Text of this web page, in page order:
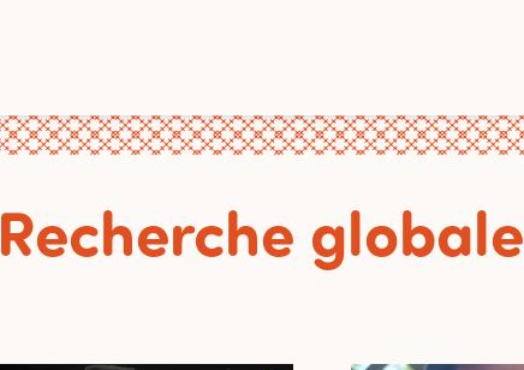
Recherche globale